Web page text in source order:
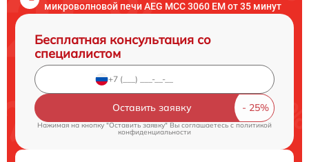
микроволновой печи AEG MCC 3060 EM от 35 минут
Бесплатная консультация со
специалистом
Оставить заявку
Нажимая на кнопку "Оставить заявку" Вы соглашаетесь cполитикой
конфиденциальности